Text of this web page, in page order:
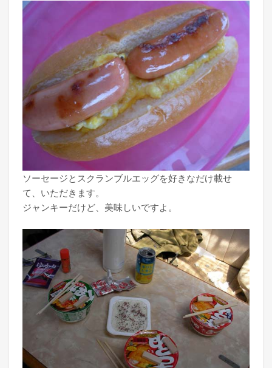
ソーセージとスクランブルエッグを好きなだけ載せ
て、いただきます。
ジャンキーだけど、美味しいですよ。